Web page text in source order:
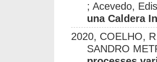
; Acevedo,
una Caldera
2020, COELHO,
SANDRO